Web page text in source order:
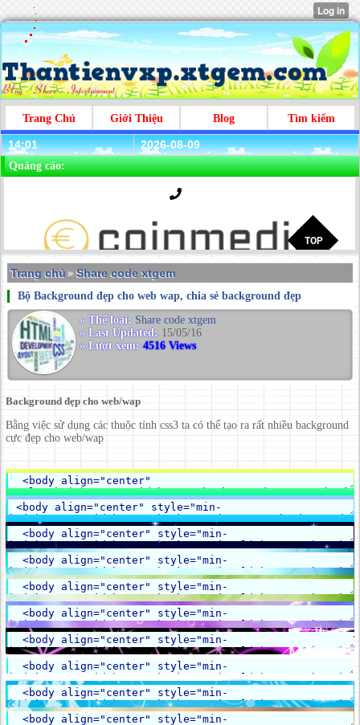
Trang Chủ Giới Thiệu Blog Tìm kiếm
14:01 2026-08-09
Quảng cáo:
Trang chủ >Share code xtgem
Bộ Background đẹp cho web wap, chia sẻ background đẹp
» Thể loại: Share code xtgem
» Last Updated: 15/05/16
» Lượt xem: 4516 Views
Background đẹp cho web/wap
Bằng việc sử dụng các thuộc tính css3 ta có thể tạo ra rất nhiều background
cực đẹp cho web/wap